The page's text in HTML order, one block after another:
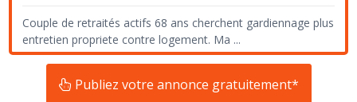
Couple de retraités actifs 68 ans cherchent gardiennage plus
entretien propriete contre logement. Ma ...
Publiez votre annonce gratuitement*